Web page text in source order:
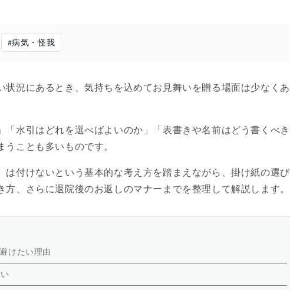
#病気・怪我
状況にあるとき、気持ちを込めてお見舞いを贈る場面は少なくあ
「水引はどれを選べばよいのか」「表書きや名前はどう書くべき
ことも多いものです。
は付けないという基本的な考え方を踏まえながら、掛け紙の選び
、さらに退院後のお返しのマナーまでを整理して解説します。
けたい理由